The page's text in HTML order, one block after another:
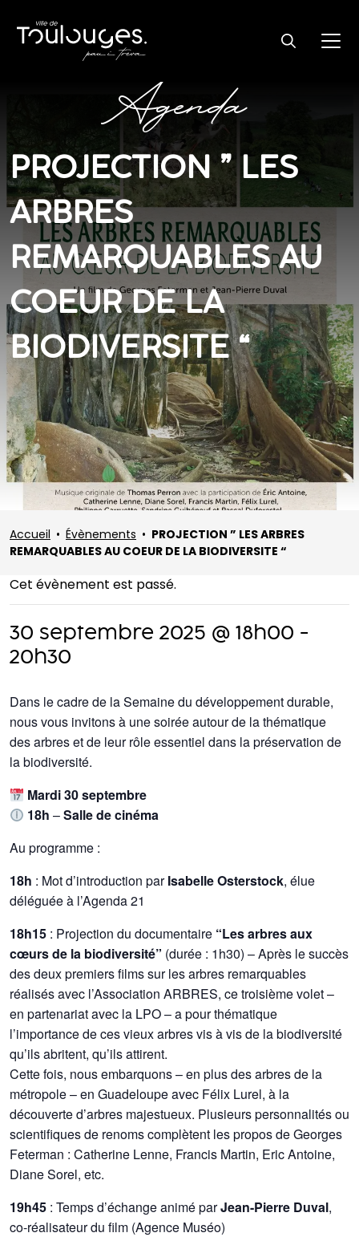
Agenda
PROJECTION ” LES
ARBRES
REMARQUABLES AU
COEUR DE LA
BIODIVERSITE “
Accueil • Évènements • PROJECTION ” LES ARBRES
REMARQUABLES AU COEUR DE LA BIODIVERSITE “
Cet évènement est passé.
30 septembre 2025 @ 18h00 -
20h30
Dans le cadre de la Semaine du développement durable,
nous vous invitons à une soirée autour de la thématique
des arbres et de leur rôle essentiel dans la préservation de
la biodiversité.
Mardi 30 septembre
18h –Salle de cinéma
Au programme :
18h : Mot d’introduction parIsabelle Osterstock, élue
déléguée à l’Agenda 21
18h15 : Projection du documentaire “Les arbres aux
cœurs de la biodiversité” (durée : 1h30) – Après le succès
des deux premiers films sur les arbres remarquables
réalisés avec l’Association ARBRES, ce troisième volet –
en partenariat avec la LPO – a pour thématique
l’importance de ces vieux arbres vis à vis de la biodiversité
qu’ils abritent, qu’ils attirent.
Cette fois, nous embarquons – en plus des arbres de la
métropole – en Guadeloupe avec Félix Lurel, à la
découverte d’arbres majestueux. Plusieurs personnalités ou
scientifiques de renoms complètent les propos de Georges
Feterman : Catherine Lenne, Francis Martin, Eric Antoine,
Diane Sorel, etc.
19h45 : Temps d’échange animé parJean-Pierre Duval,
co-réalisateur du film (Agence Muséo)